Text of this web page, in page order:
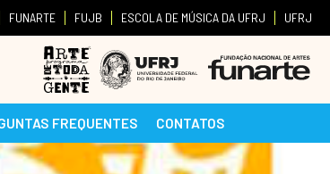
FUNARTE FUJB ESCOLA DE MÚSICA DA UFRJ UFRJ
FREQUENTES CONTATOS